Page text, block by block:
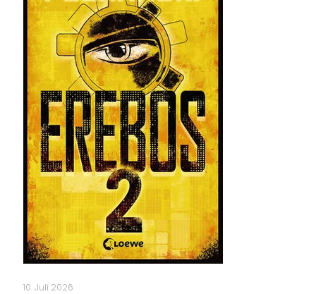
10. Juli 2026